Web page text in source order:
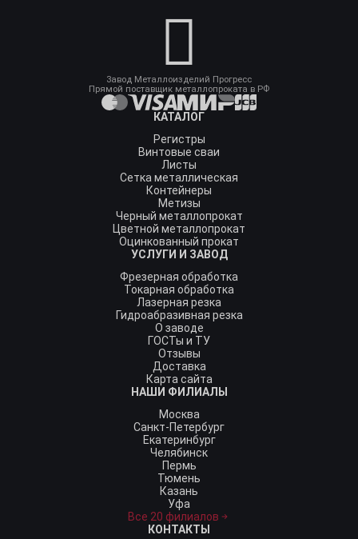
Завод Металлоизделий Прогресс
Прямой поставщик металлопроката в РФ
КАТАЛОГ
Регистры
Винтовые сваи
Листы
Сетка металлическая
Контейнеры
Метизы
Черный металлопрокат
Цветной металлопрокат
Оцинкованный прокат
УСЛУГИ И ЗАВОД
Фрезерная обработка
Токарная обработка
Лазерная резка
Гидроабразивная резка
О заводе
ГОСТы и ТУ
Отзывы
Доставка
Карта сайта
НАШИ ФИЛИАЛЫ
Москва
Санкт-Петербург
Екатеринбург
Челябинск
Пермь
Тюмень
Казань
Уфа
Все 20 филиалов
КОНТАКТЫ